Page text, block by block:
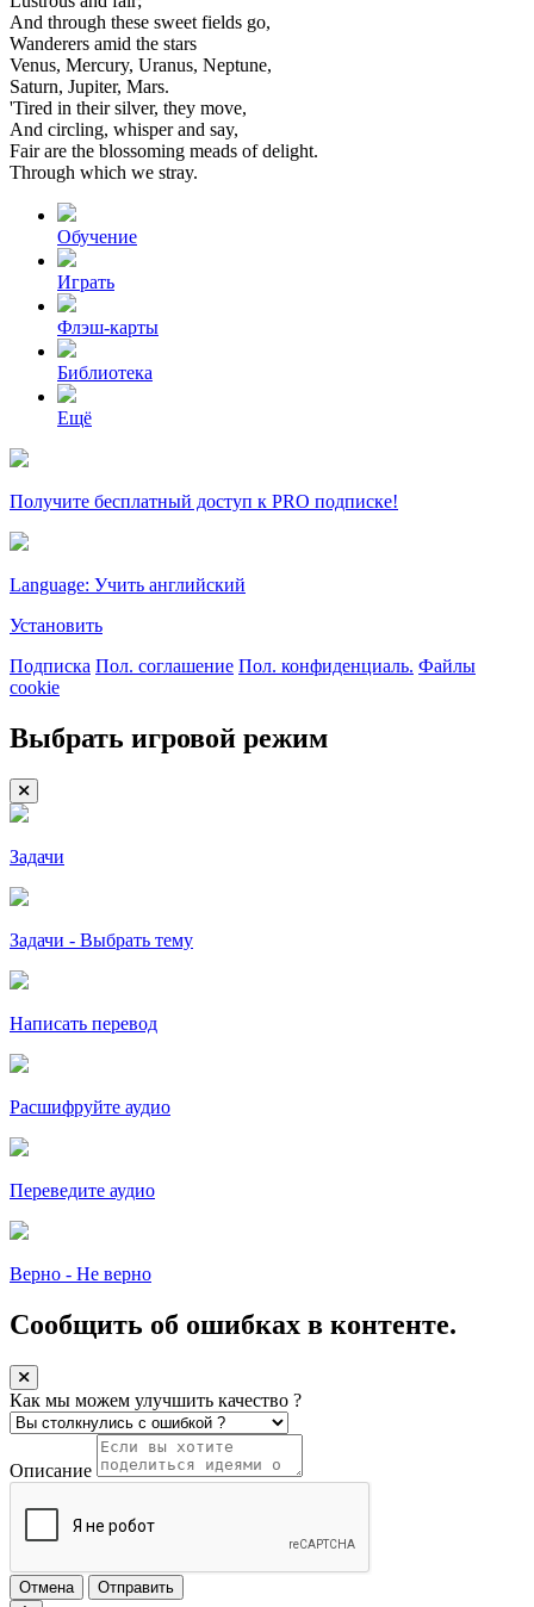
And through these sweet fields go,
Wanderers amid the stars
Venus, Mercury, Uranus, Neptune,
Saturn, Jupiter, Mars.
'Tired in theirsilver, they move,
And circling, whisperand say,
Fairare the blossoming meads ofdelight.
Through which we stray.
Обучение
Играть
Флэш-карты
Библиотека
Ещё
Получите бесплатный доступ к PRO подписке!
Language: Учить английский
Установить
Подписка Пол. соглашение Пол. конфиденциаль. Файлы
cookie
Выбрать игровой режим
Задачи
Задачи - Выбрать тему
Написать перевод
Расшифруйте аудио
Переведите аудио
Верно - Не верно
Сообщить об ошибках в контенте.
Как мы можем улучшить качество ?
Описание
Отмена Отправить